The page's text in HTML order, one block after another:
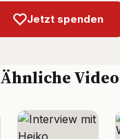
Jetzt spenden
Ähnliche